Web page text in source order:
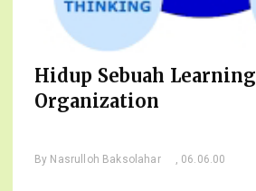
Hidup Sebuah Learning
Organization
By Nasrulloh Baksolahar , 06.06.00